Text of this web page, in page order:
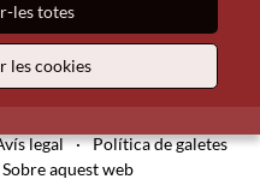
legal · Política de galetes
Sobre aquest web
les totes
les cookies